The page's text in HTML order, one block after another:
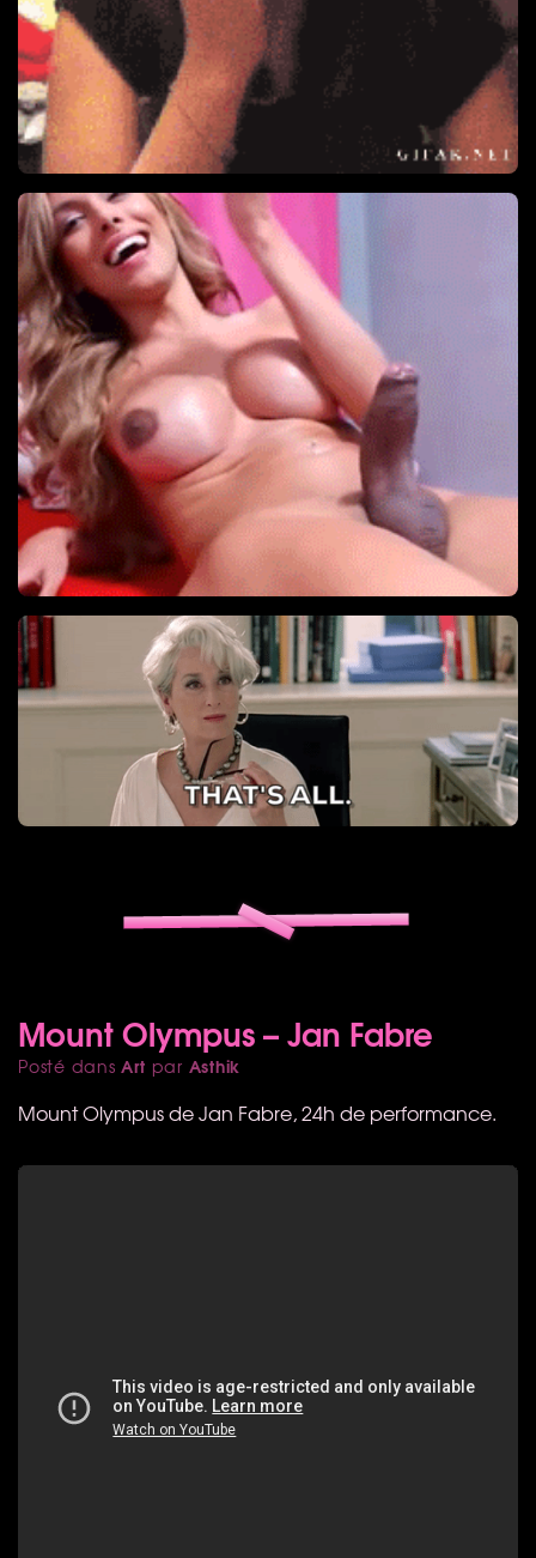
Mount Olympus – Jan Fabre
Posté dansArt par Asthik
Mount Olympus de Jan Fabre, 24h de performance.